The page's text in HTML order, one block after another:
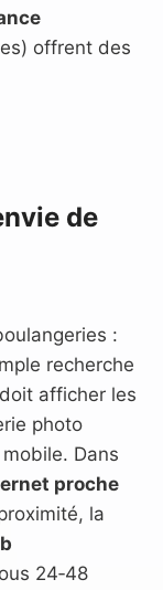
offrent des
de
:
recherche
afficher les
photo
Dans
proche
la
24‑48